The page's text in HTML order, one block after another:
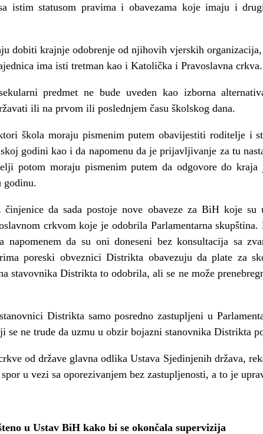
istim statusom pravima i obavezama koje imaju i
dobiti krajnje odobrenje od njihovih vjerskih
ima isti tretman kao i Katolička i Pravoslavna crkva.
predmet ne bude uveden kao izborna
ili na prvom ili poslednjem času školskog dana.
škola moraju pismenim putem obavijestiti roditelje i
godini kao i da napomenu da je prijavljivanje za tu
potom moraju pismenim putem da odgovore do
godinu.
da sada postoje nove obaveze za BiH koje su
crkvom koje je odobrila Parlamentarna skupština.
da su oni doneseni bez konsultacija sa
poreski obveznici Distrikta obavezuju da plate za
stavovnika Distrikta to odobrila, ali se ne može
Distrikta samo posredno zastupljeni u
se ne trude da uzmu u obzir bojazni stanovnika Distrikta
od države glavna odlika Ustava Sjedinjenih država,
u vezi sa oporezivanjem bez zastupljenosti, a to je
u Ustav BiH kako bi se okončala supervizija